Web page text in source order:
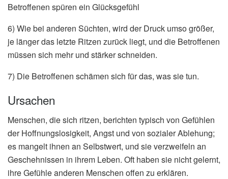
Betroffenen spüren ein Glücksgefühl
6) Wie bei anderen Süchten, wird der Druck umso größer,
je länger das letzte Ritzen zurück liegt, und die Betroffenen
müssen sich mehr und stärker schneiden.
7) Die Betroffenen schämen sich für das, was sie tun.
Ursachen
Menschen, die sich ritzen, berichten typisch von Gefühlen
der Hoffnungslosigkeit, Angst und von sozialer Ablehung;
es mangelt ihnen an Selbstwert, und sie verzweifeln an
Geschehnissen in ihrem Leben. Oft haben sie nicht gelernt,
ihre Gefühle anderen Menschen offen zu erklären.